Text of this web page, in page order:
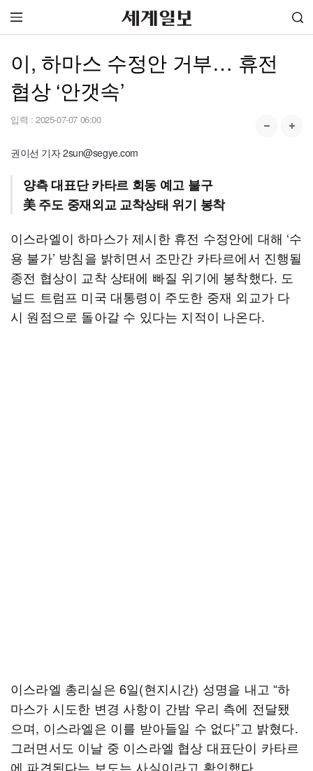
이, 하마스 수정안 거부… 휴전
협상 ‘안갯속’
입력 : 2025-07-07 06:00
권이선 기자 2sun@segye.com
양측 대표단 카타르 회동 예고 불구
美 주도 중재외교 교착상태 위기 봉착
이스라엘이 하마스가 제시한 휴전 수정안에 대해 ‘수
용 불가’ 방침을 밝히면서 조만간 카타르에서 진행될
종전 협상이 교착 상태에 빠질 위기에 봉착했다. 도
널드 트럼프 미국 대통령이 주도한 중재 외교가 다
시 원점으로 돌아갈 수 있다는 지적이 나온다.
이스라엘 총리실은 6일(현지시간) 성명을 내고 “하
마스가 시도한 변경 사항이 간밤 우리 측에 전달됐
으며, 이스라엘은 이를 받아들일 수 없다”고 밝혔다.
그러면서도 이날 중 이스라엘 협상 대표단이 카타르
에 파견된다는 보도는 사실이라고 확인했다.